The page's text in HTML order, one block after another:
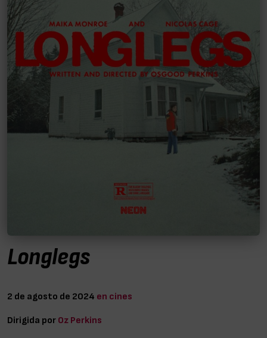
Longlegs
2 de agosto de 2024 en cines
Dirigida por Oz Perkins